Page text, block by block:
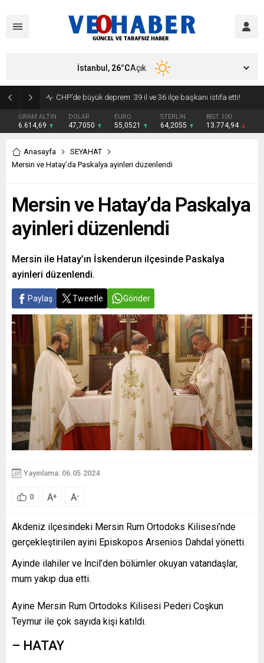
CHP’de büyük deprem: 39 il ve 36 ilçe başkanı istifa etti!
GRAM ALTIN
6.614,69
DOLAR
47,7050
EURO
55,0521
STERLİN
64,2055
BIST 100
13.774,94
İstanbul, 26°CAçık
Anasayfa
SEYAHAT
Mersin ve Hatay’da Paskalya ayinleri düzenlendi
Mersin ve Hatay’da Paskalya
ayinleri düzenlendi
Mersin ile Hatay’ın İskenderun ilçesinde Paskalya
ayinleri düzenlendi.
Paylaş Tweetle Gönder
Yayınlama: 06.05.2024
0 A+ A-
Akdeniz ilçesindeki Mersin Rum Ortodoks Kilisesi’nde
gerçekleştirilen ayini Episkopos Arsenios Dahdal yönetti.
Ayinde ilahiler ve İncil’den bölümler okuyan vatandaşlar,
mum yakıp dua etti.
Ayine Mersin Rum Ortodoks Kilisesi Pederi Coşkun
Teymur ile çok sayıda kişi katıldı.
– HATAY